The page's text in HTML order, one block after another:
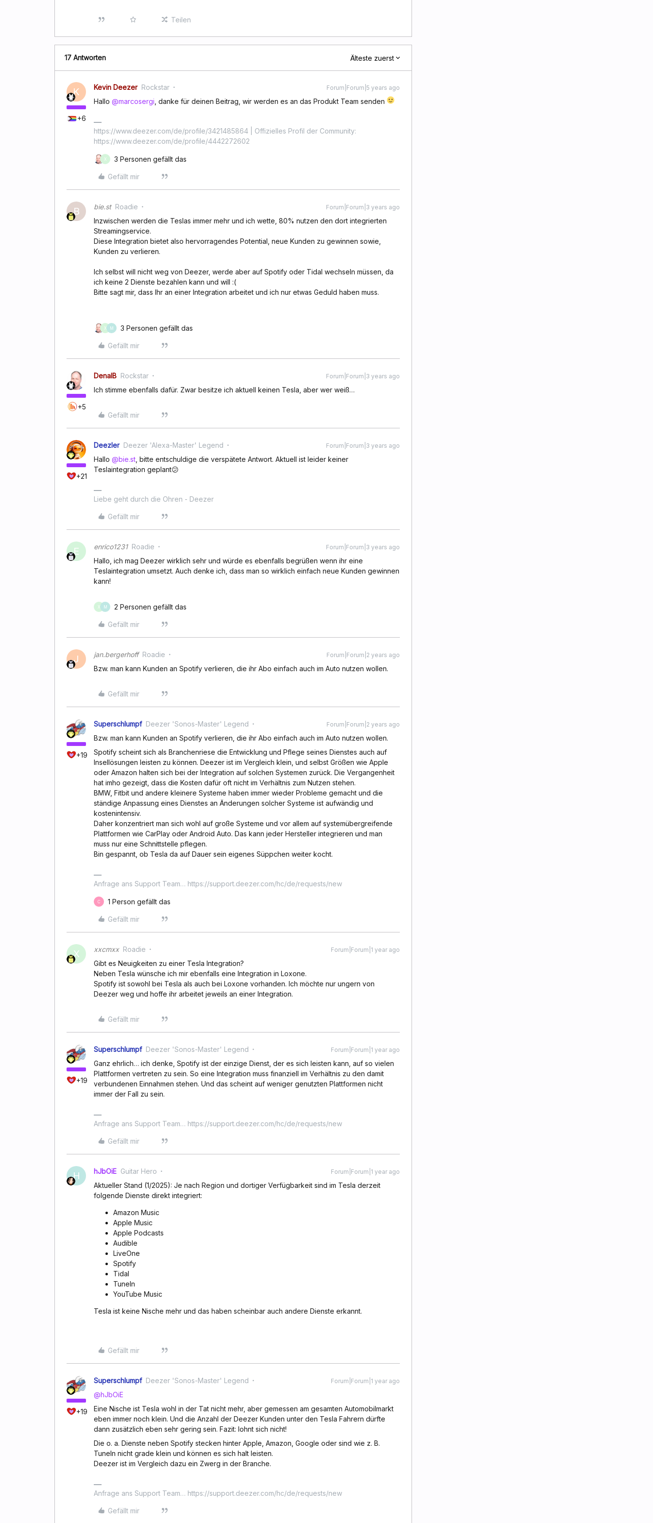
Teilen
17 Antworten Älteste zuerst
K
+6
Kevin Deezer Rockstar Forum|Forum|5 years ago
Hallo @marcosergi , danke für deinen Beitrag, wir werden es an das Produkt Team senden
https://www.deezer.com/de/profile/3421485864 | Offizielles Profil der Community:
https://www.deezer.com/de/profile/4442272602
X 3 Personen gefällt das
Gefällt mir
B bie.st Roadie Forum|Forum|3 years ago
Inzwischen werden die Teslas immer mehr und ich wette, 80% nutzen den dort integrierten
Streamingservice.
Diese Integration bietet also hervorragendes Potential, neue Kunden zu gewinnen sowie,
Kunden zu verlieren.
Ich selbst will nicht weg von Deezer, werde aber auf Spotify oder Tidal wechseln müssen, da
ich keine 2 Dienste bezahlen kann und will :(
Bitte sagt mir, dass Ihr an einer Integration arbeitet und ich nur etwas Geduld haben muss.
X M 3 Personen gefällt das
Gefällt mir
+5
DenalB Rockstar Forum|Forum|3 years ago
Ich stimme ebenfalls dafür. Zwar besitze ich aktuell keinen Tesla, aber wer weiß…
Gefällt mir
+21
Deezler Deezer 'Alexa-Master' Legend Forum|Forum|3 years ago
Hallo @bie.st , bitte entschuldige die verspätete Antwort. Aktuell ist leider keiner
Teslaintegration geplant😕
Liebe geht durch die Ohren - Deezer
Gefällt mir
E enrico1231 Roadie Forum|Forum|3 years ago
Hallo, ich mag Deezer wirklich sehr und würde es ebenfalls begrüßen wenn ihr eine
Teslaintegration umsetzt. Auch denke ich, dass man so wirklich einfach neue Kunden gewinnen
kann!
X M 2 Personen gefällt das
Gefällt mir
J jan.bergerhoff Roadie Forum|Forum|2 years ago
Bzw. man kann Kunden an Spotify verlieren, die ihr Abo einfach auch im Auto nutzen wollen.
Gefällt mir
+19
Superschlumpf Deezer 'Sonos-Master' Legend Forum|Forum|2 years ago
Bzw. man kann Kunden an Spotify verlieren, die ihr Abo einfach auch im Auto nutzen wollen.
Spotify scheint sich als Branchenriese die Entwicklung und Pflege seines Dienstes auch auf
Insellösungen leisten zu können. Deezer ist im Vergleich klein, und selbst Größen wie Apple
oder Amazon halten sich bei der Integration auf solchen Systemen zurück. Die Vergangenheit
hat imho gezeigt, dass die Kosten dafür oft nicht im Verhältnis zum Nutzen stehen.
BMW, Fitbit und andere kleinere Systeme haben immer wieder Probleme gemacht und die
ständige Anpassung eines Dienstes an Änderungen solcher Systeme ist aufwändig und
kostenintensiv.
Daher konzentriert man sich wohl auf große Systeme und vor allem auf systemübergreifende
Plattformen wie CarPlay oder Android Auto. Das kann jeder Hersteller integrieren und man
muss nur eine Schnittstelle pflegen.
Bin gespannt, ob Tesla da auf Dauer sein eigenes Süppchen weiter kocht.
Anfrage ans Support Team… https://support.deezer.com/hc/de/requests/new
C 1 Person gefällt das
Gefällt mir
X xxcmxx Roadie Forum|Forum|1 year ago
Gibt es Neuigkeiten zu einer Tesla Integration?
Neben Tesla wünsche ich mir ebenfalls eine Integration in Loxone.
Spotify ist sowohl bei Tesla als auch bei Loxone vorhanden. Ich möchte nur ungern von
Deezer weg und hoffe ihr arbeitet jeweils an einer Integration.
Gefällt mir
+19
Superschlumpf Deezer 'Sonos-Master' Legend Forum|Forum|1 year ago
Ganz ehrlich… ich denke, Spotify ist der einzige Dienst, der es sich leisten kann, auf so vielen
Plattformen vertreten zu sein. So eine Integration muss finanziell im Verhältnis zu den damit
verbundenen Einnahmen stehen. Und das scheint auf weniger genutzten Plattformen nicht
immer der Fall zu sein.
Anfrage ans Support Team… https://support.deezer.com/hc/de/requests/new
Gefällt mir
H hJbOiE Guitar Hero Forum|Forum|1 year ago
Aktueller Stand (1/2025): Je nach Region und dortiger Verfügbarkeit sind im Tesla derzeit
folgende Dienste direkt integriert:
Amazon Music
Apple Music
Apple Podcasts
Audible
LiveOne
Spotify
Tidal
TuneIn
YouTube Music
Tesla ist keine Nische mehr und das haben scheinbar auch andere Dienste erkannt.
Gefällt mir
+19
Superschlumpf Deezer 'Sonos-Master' Legend Forum|Forum|1 year ago
@hJbOiE
Eine Nische ist Tesla wohl in der Tat nicht mehr, aber gemessen am gesamten Automobilmarkt
eben immer noch klein. Und die Anzahl der Deezer Kunden unter den Tesla Fahrern dürfte
dann zusätzlich eben sehr gering sein. Fazit: lohnt sich nicht!
Die o. a. Dienste neben Spotify stecken hinter Apple, Amazon, Google oder sind wie z. B.
TuneIn nicht grade klein und können es sich halt leisten.
Deezer ist im Vergleich dazu ein Zwerg in der Branche.
Anfrage ans Support Team… https://support.deezer.com/hc/de/requests/new
Gefällt mir